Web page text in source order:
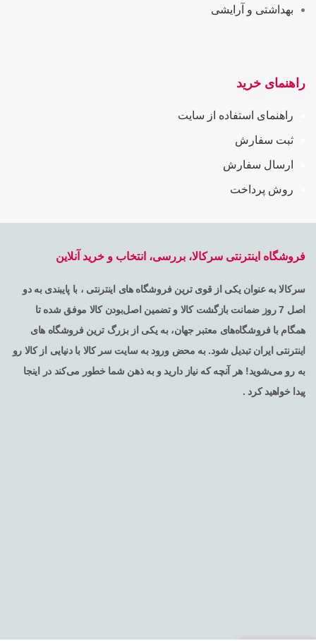
بهداشتی و آرایشی
راهنمای خرید
راهنمای استفاده از سایت
ثبت سفارش
ارسال سفارش
روش پرداخت
فروشگاه اینترنتی سرکالا، بررسی، انتخاب و خرید آنلاین
سرکالا به عنوان یکی از قوی ترین فروشگاه های اینترنتی ، با پایبندی به دو
اصل 7 روز ضمانت بازگشت کالا و تضمین اصل‌بودن کالا موفق شده تا
همگام با فروشگاه‌های معتبر جهان، به یکی از بزرگ ترین فروشگاه های
اینترنتی ایران تبدیل شود. به محض ورود به سایت سر کالا با دنیایی از کالا رو
به رو می‌شوید! هر آنچه که نیاز دارید و به ذهن شما خطور می‌کند در اینجا
پیدا خواهید کرد .